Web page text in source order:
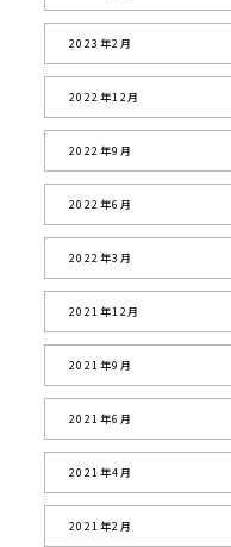
2023年2月
2022年12月
2022年9月
2022年6月
2022年3月
2021年12月
2021年9月
2021年6月
2021年4月
2021年2月